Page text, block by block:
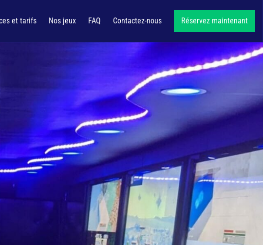
et tarifs Nos jeux FAQ Contactez-nous Réservez maintenant